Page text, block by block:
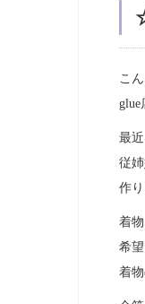
こ
glue
最
従
作
着
希
着